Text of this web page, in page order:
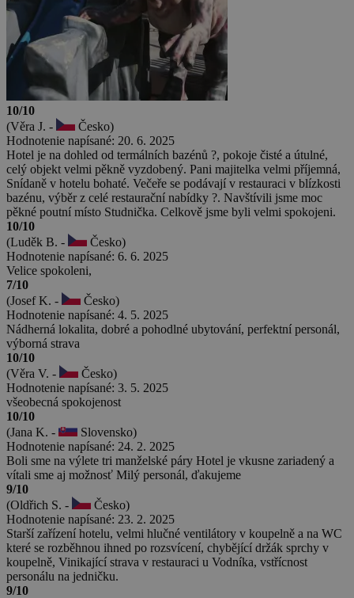
10/10
(Věra J. -
Česko)
Hodnotenie napísané: 20. 6. 2025
Hotel je na dohled od termálních bazénů ?, pokoje čisté a útulné,
celý objekt velmi pěkně vyzdobený. Pani majitelka velmi příjemná,
Snídaně v hotelu bohaté. Večeře se podávají v restauraci v blízkosti
bazénu, výběr z celé restaurační nabídky ?. Navštívili jsme moc
pěkné poutní místo Studnička. Celkově jsme byli velmi spokojeni.
10/10
(Luděk B. -
Česko)
Hodnotenie napísané: 6. 6. 2025
Velice spokoleni,
7/10
(Josef K. -
Česko)
Hodnotenie napísané: 4. 5. 2025
Nádherná lokalita, dobré a pohodlné ubytování, perfektní personál,
výborná strava
10/10
(Věra V. -
Česko)
Hodnotenie napísané: 3. 5. 2025
všeobecná spokojenost
10/10
(Jana K. -
Slovensko)
Hodnotenie napísané: 24. 2. 2025
Boli sme na výlete tri manželské páry Hotel je vkusne zariadený a
vítali sme aj možnosť Milý personál, ďakujeme
9/10
(Oldřich S. -
Česko)
Hodnotenie napísané: 23. 2. 2025
Starší zařízení hotelu, velmi hlučné ventilátory v koupelně a na WC
které se rozběhnou ihned po rozsvícení, chybějící držák sprchy v
koupelně, Vinikající strava v restauraci u Vodníka, vstřícnost
personálu na jedničku.
9/10